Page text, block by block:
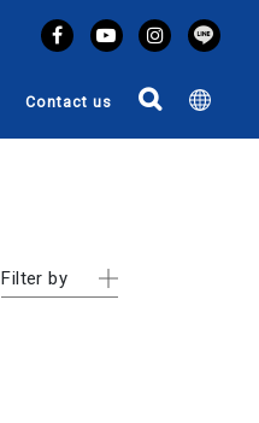
Contact us
Filter by